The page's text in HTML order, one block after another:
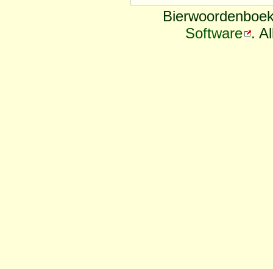
Software .